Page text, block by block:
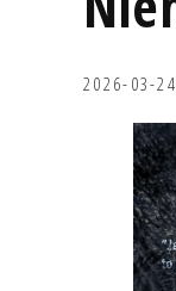
2026-03-24